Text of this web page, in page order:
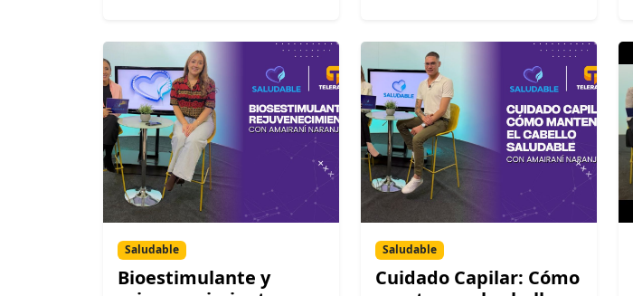
Saludable
Bioestimulante y
Saludable
Cuidado Capilar: Cómo